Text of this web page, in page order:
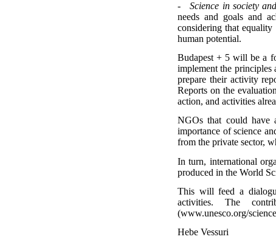
- Science in society
needs and goals and
considering that
human potential.
Budapest + 5 will be a
implement the principles
prepare their activity
Reports on the
action, and activities
NGOs that could have
importance of science
from the private sector,
In turn, international
produced in the World
This will feed a
activities. The
(www.unesco.org/
Hebe Vessuri